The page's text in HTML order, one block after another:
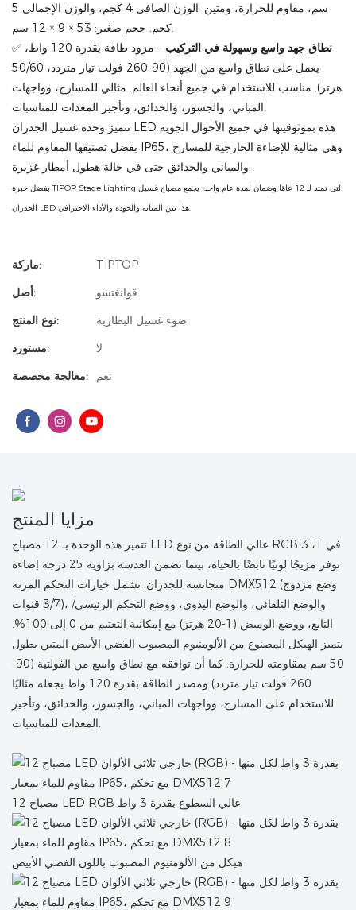
سم، مقاوم للحرارة، ومتين. الوزن الصافي 4 كجم، والوزن الإجمالي 5
كجم. حجم صغير: 53 × 9 × 12 سم.
✅
نطاق جهد واسع وسهولة في التركيب
– مزود طاقة بقدرة 120 واط،
يعمل على نطاق واسع من الجهد (90-260 فولت تيار متردد، 50/60
هرتز). مناسب للاستخدام في جميع أنحاء العالم. مثالي للمسارح، وواجهات
المباني، والجسور، والحدائق، وتأجير المعدات للمناسبات.
تتميز وحدة غسيل الجدران LED هذه بموثوقيتها في جميع الأحوال الجوية
بفضل تصنيفها المقاوم للماء IP65، وهي مثالية للإضاءة الخارجية للمسارح
والمباني والحدائق حتى في حالة هطول أمطار غزيرة.
بفضل خبرة TIPOP Stage Lighting التي تمتد لـ 12 عامًا وضمان لمدة عام واحد، يجمع مصباح غسيل
الجدران LED هذا بين المتانة والجودة والأداء الاحترافي.
ماركة:
TIPTOP
أصل:
قوانغتشو
نوع المنتج:
ضوء غسيل البطارية
مستورد:
لا
معالجة مخصصة:
نعم
مزايا المنتج
تتميز هذه الوحدة بـ 12 مصباح LED عالي الطاقة من نوع RGB 3 في 1،
توفر مزيجًا لونيًا نابضًا بالحياة، بينما تضمن العدسة بزاوية 25 درجة إضاءة
متجانسة للجدران. تشمل خيارات التحكم المرنة DMX512 (وضع مزدوج
3/7 قنوات)، والوضع التلقائي، والوضع اليدوي، ووضع التحكم الرئيسي/
التابع، ووضع الوميض (1-20 هرتز) مع إمكانية التعتيم من 0 إلى 100%.
يتميز الهيكل المصنوع من الألومنيوم المصبوب الفضي الأبيض المتين بطول
50 سم بمقاومته للحرارة. كما أن توافقه مع نطاق واسع من الفولتية (90-
260 فولت تيار متردد) ومصدر الطاقة بقدرة 120 واط يجعله مثاليًا
للاستخدام على المسارح، وواجهات المباني، والجسور، والحدائق، وتأجير
المعدات للمناسبات.
12 مصباح LED RGB عالي السطوع بقدرة 3 واط
هيكل من الألومنيوم المصبوب باللون الفضي الأبيض